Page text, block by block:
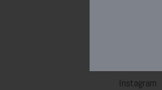
Instagram